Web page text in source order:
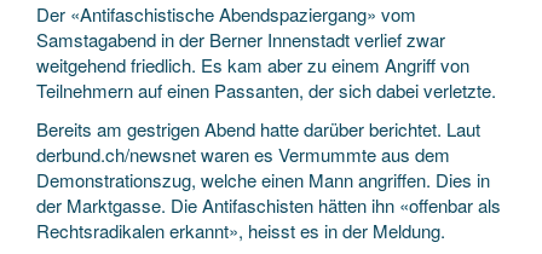
Der «Antifaschistische Abendspaziergang» vom
Samstagabend in der Berner Innenstadt verlief zwar
weitgehend friedlich. Es kam aber zu einem Angriff von
Teilnehmern auf einen Passanten, der sich dabei verletzte.
Bereits am gestrigen Abend hatte darüber berichtet. Laut
derbund.ch/newsnet waren es Vermummte aus dem
Demonstrationszug, welche einen Mann angriffen. Dies in
der Marktgasse. Die Antifaschisten hätten ihn «offenbar als
Rechtsradikalen erkannt», heisst es in der Meldung.